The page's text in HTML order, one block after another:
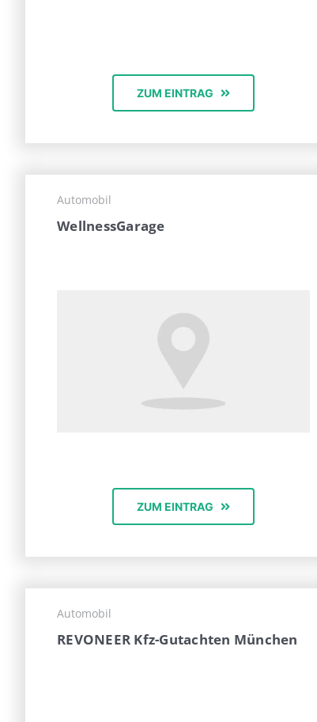
ZUM EINTRAG
Automobil
WellnessGarage
ZUM EINTRAG
Automobil
REVONEER Kfz-Gutachten München